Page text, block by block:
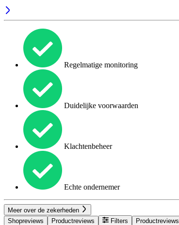
Regelmatige monitoring
Duidelijke voorwaarden
Klachtenbeheer
Echte ondernemer
Meer over de zekerheden
Shopreviews
Productreviews Filters Productreviews